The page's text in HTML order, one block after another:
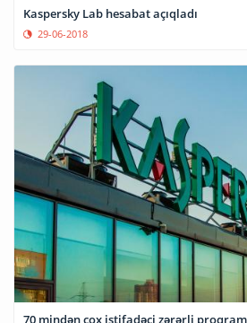
Kaspersky Lab hesabat açıqladı
29-06-2018
70 mindən çox istifadəçi zərərli